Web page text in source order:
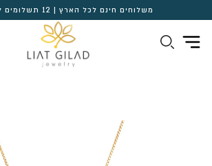
משלוחים חינם לכל הארץ | 12 תשלומים ללא ריבית